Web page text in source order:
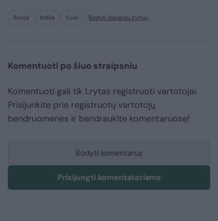
Rusija Indija žuvo Rodyti daugiau žymių
Komentuoti po šiuo straipsniu
Komentuoti gali tik Lrytas registruoti vartotojai.
Prisijunkite prie registruotų vartotojų
bendruomenės ir bendraukite komentaruose!
Rodyti komentarus
Prisijungti komentatoriams